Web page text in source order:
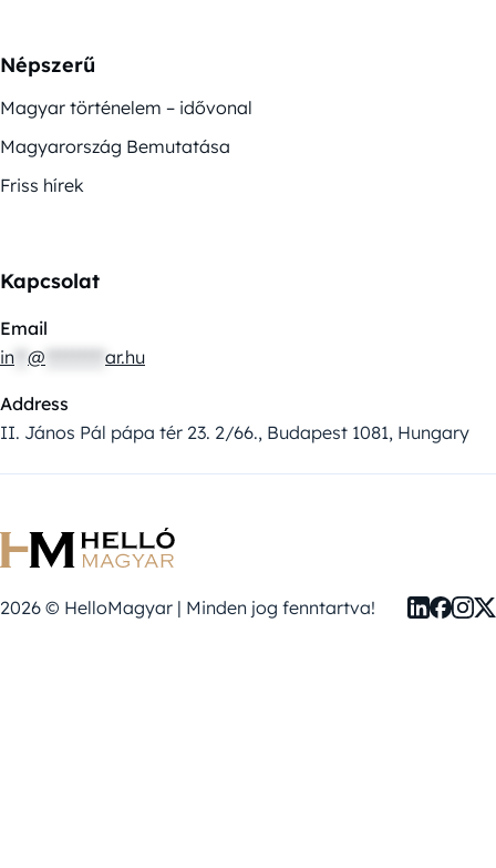
Népszerű
Magyar történelem – idővonal
Magyarország Bemutatása
Friss hírek
Kapcsolat
Email
in @ ar.hu
Address
II. János Pál pápa tér 23. 2/66., Budapest 1081, Hungary
2026 © HelloMagyar | Minden jog fenntartva!